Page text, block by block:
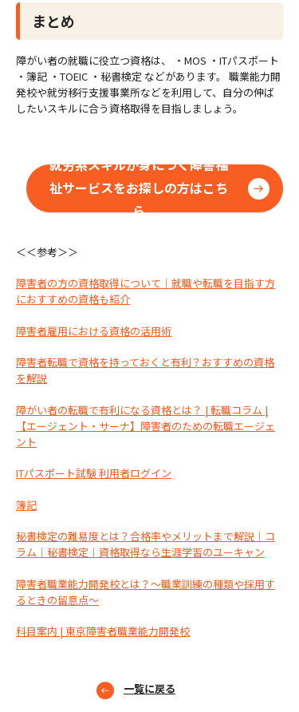
まとめ
障がい者の就職に役立つ資格は、 ・MOS ・ITパスポート
・簿記 ・TOEIC ・秘書検定 などがあります。 職業能力開
発校や就労移行支援事業所などを利用して、自分の伸ば
したいスキルに合う資格取得を目指しましょう。
就労系スキルが身につく障害福
祉サービスをお探しの方はこち
ら
＜＜参考＞＞
障害者の方の資格取得について｜就職や転職を目指す方
におすすめの資格も紹介
障害者雇用における資格の活用術
障害者転職で資格を持っておくと有利？おすすめの資格
を解説
障がい者の転職で有利になる資格とは？ | 転職コラム |
【エージェント・サーナ】障害者のための転職エージェ
ント
ITパスポート試験 利用者ログイン
簿記
秘書検定の難易度とは？合格率やメリットまで解説｜コ
ラム｜秘書検定｜資格取得なら生涯学習のユーキャン
障害者職業能力開発校とは？～職業訓練の種類や採用す
るときの留意点～
科目案内 | 東京障害者職業能力開発校
一覧に戻る